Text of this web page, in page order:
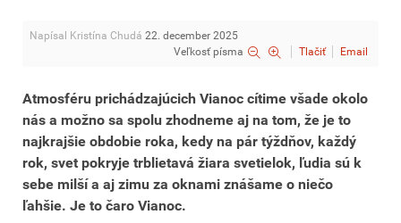
Napísal Kristína Chudá 22. december 2025
Veľkosť písma
Tlačiť Email
Atmosféru prichádzajúcich Vianoc cítime všade okolo
nás a možno sa spolu zhodneme aj na tom, že je to
najkrajšie obdobie roka, kedy na pár týždňov, každý
rok, svet pokryje trblietavá žiara svetielok, ľudia sú k
sebe milší a aj zimu za oknami znášame o niečo
ľahšie. Je to čaro Vianoc.